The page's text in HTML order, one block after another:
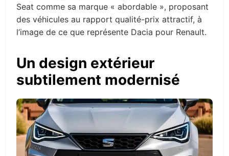
Seat comme sa marque « abordable », proposant
des véhicules au rapport qualité-prix attractif, à
l’image de ce que représente Dacia pour Renault.
Un design extérieur
subtilement modernisé